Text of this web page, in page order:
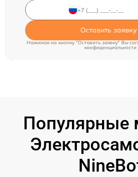
Оставить заявку
Нажимая на кнопку "Оставить заявку" Вы
конфиденциальности
Популярные